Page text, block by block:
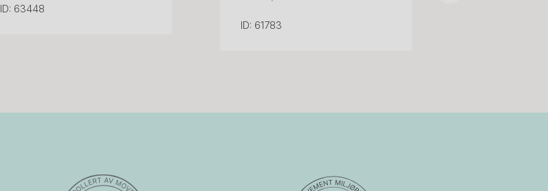
ID: 63448
ID: 61783